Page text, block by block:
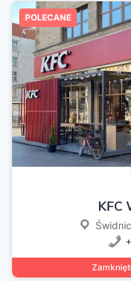
POLECANE
KFC